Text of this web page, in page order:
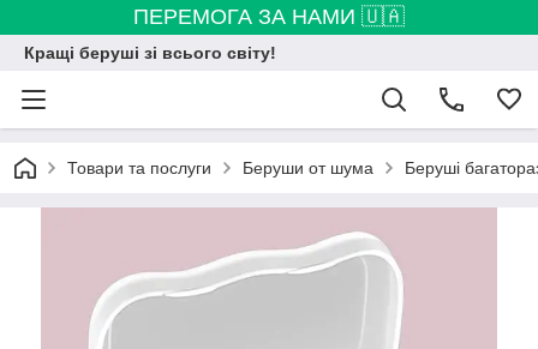
ПЕРЕМОГА ЗА НАМИ 🇺🇦
Кращі беруші зі всього світу!
Товари та послуги Беруши от шума Беруші